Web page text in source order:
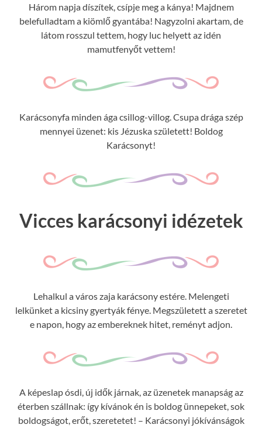
Három napja díszítek, csípje meg a kánya! Majdnem
belefulladtam a kiömlő gyantába! Nagyzolni akartam, de
látom rosszul tettem, hogy luc helyett az idén
mamutfenyőt vettem!
Karácsonyfa minden ága csillog-villog. Csupa drága szép
mennyei üzenet: kis Jézuska született! Boldog
Karácsonyt!
Vicces karácsonyi idézetek
Lehalkul a város zaja karácsony estére. Melengeti
lelkünket a kicsiny gyertyák fénye. Megszületett a szeretet
e napon, hogy az embereknek hitet, reményt adjon.
A képeslap ósdi, új idők járnak, az üzenetek manapság az
éterben szállnak: így kívánok én is boldog ünnepeket, sok
boldogságot, erőt, szeretetet! – Karácsonyi jókívánságok